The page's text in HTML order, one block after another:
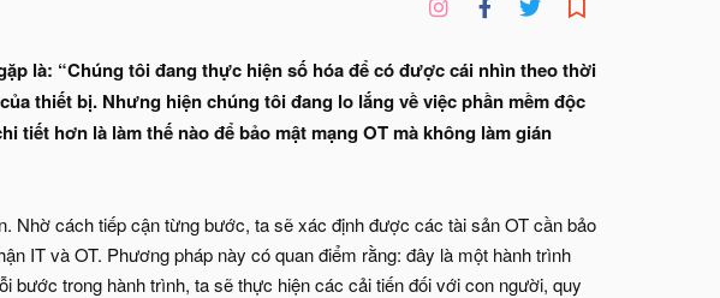
là: “Chúng tôi đang thực hiện số hóa để có được cái nhìn theo thời
thiết bị. Nhưng hiện chúng tôi đang lo lắng về việc phần mềm độc
tiết hơn là làm thế nào để bảo mật mạng OT mà không làm gián
Nhờ cách tiếp cận từng bước, ta sẽ xác định được các tài sản OT cần bảo
IT và OT. Phương pháp này có quan điểm rằng: đây là một hành trình
trong hành trình, ta sẽ thực hiện các cải tiến đối với con người, quy